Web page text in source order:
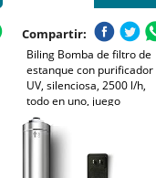
Compartir:
Biling Bomba de filtro de
estanque con purificador
UV, silenciosa, 2500 l/h,
todo en uno, juego
completo con filtro, incluye
3 boquillas de fuente, para
hasta 3000 litros de